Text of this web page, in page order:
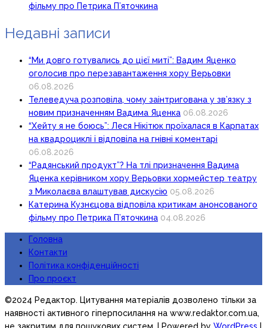
фільму про Петрика П’яточкина
Недавні записи
“Ми довго готувались до цієї миті”: Вадим Яценко
оголосив про перезавантаження хору Верьовки
06.08.2026
Телеведуча розповіла, чому заінтригована у зв’язку з
новим призначенням Вадима Яценка 06.08.2026
“Хейту я не боюсь”: Леся Нікітюк проїхалася в Карпатах
на квадроциклі і відповіла на гнівні коментарі
06.08.2026
“Радянський продукт”? На тлі призначення Вадима
Яценка керівником хору Верьовки хормейстер театру
з Миколаєва влаштував дискусію 05.08.2026
Катерина Кузнєцова відповіла критикам анонсованого
фільму про Петрика П’яточкина 04.08.2026
Головна
Контакти
Політика конфіденційності
Про проєкт
©2024 Редактор. Цитування матеріалів дозволено тільки за
наявності активного гіперпосилання на www.redaktor.com.ua,
не закритим для пошукових систем. | Powered by WordPress |